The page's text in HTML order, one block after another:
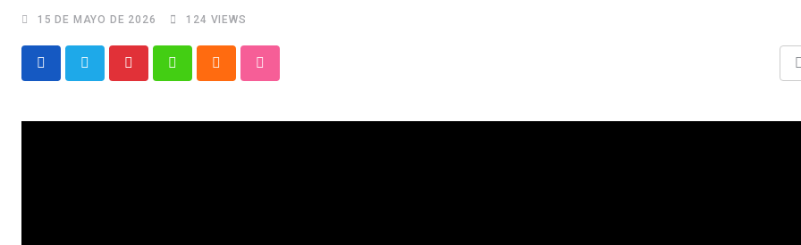
15 DE MAYO DE 2026 124 VIEWS